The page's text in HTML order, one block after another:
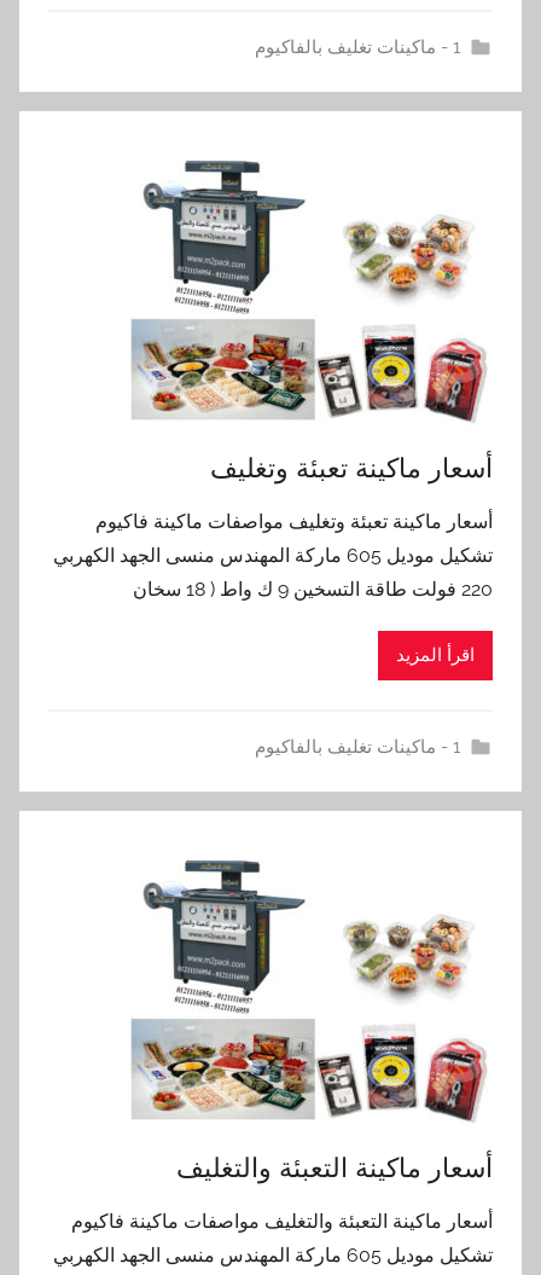
1 - ماكينات تغليف بالفاكيوم
أسعار ماكينة تعبئة وتغليف
أسعار ماكينة تعبئة وتغليف مواصفات ماكينة فاكيوم
تشكيل موديل 605 ماركة المهندس منسى الجهد الكهربي
220 فولت طاقة التسخين 9 ك واط ( 18 سخان
اقرأ المزيد
1 - ماكينات تغليف بالفاكيوم
أسعار ماكينة التعبئة والتغليف
أسعار ماكينة التعبئة والتغليف مواصفات ماكينة فاكيوم
تشكيل موديل 605 ماركة المهندس منسى الجهد الكهربي